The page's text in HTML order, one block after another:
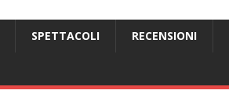
SPETTACOLI RECENSIONI